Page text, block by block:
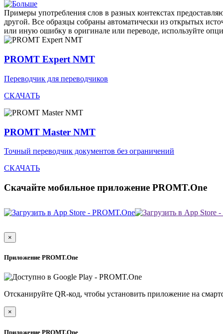
Примеры употребления слов в разных контекстах
другой. Все образцы собраны автоматически из открытых
или иную ошибку в оригинале или переводе, используйте
PROMT Expert NMT
Переводчик для переводчиков
СКАЧАТЬ
PROMT Master NMT
Точный переводчик документов без ограничений
СКАЧАТЬ
Скачайте мобильное приложение PROMT.One
×
Приложение PROMT.One
Отсканируйте QR-код, чтобы установить приложение на
×
Приложение PROMT.One